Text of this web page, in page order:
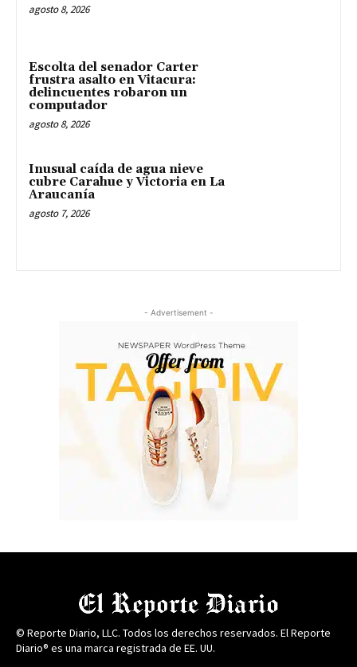
agosto 8, 2026
Escolta del senador Carter
frustra asalto en Vitacura:
delincuentes robaron un
computador
agosto 8, 2026
Inusual caída de agua nieve
cubre Carahue y Victoria en La
Araucanía
agosto 7, 2026
- Advertisement -
© Reporte Diario, LLC. Todos los derechos reservados. El Reporte
Diario® es una marca registrada de EE. UU.